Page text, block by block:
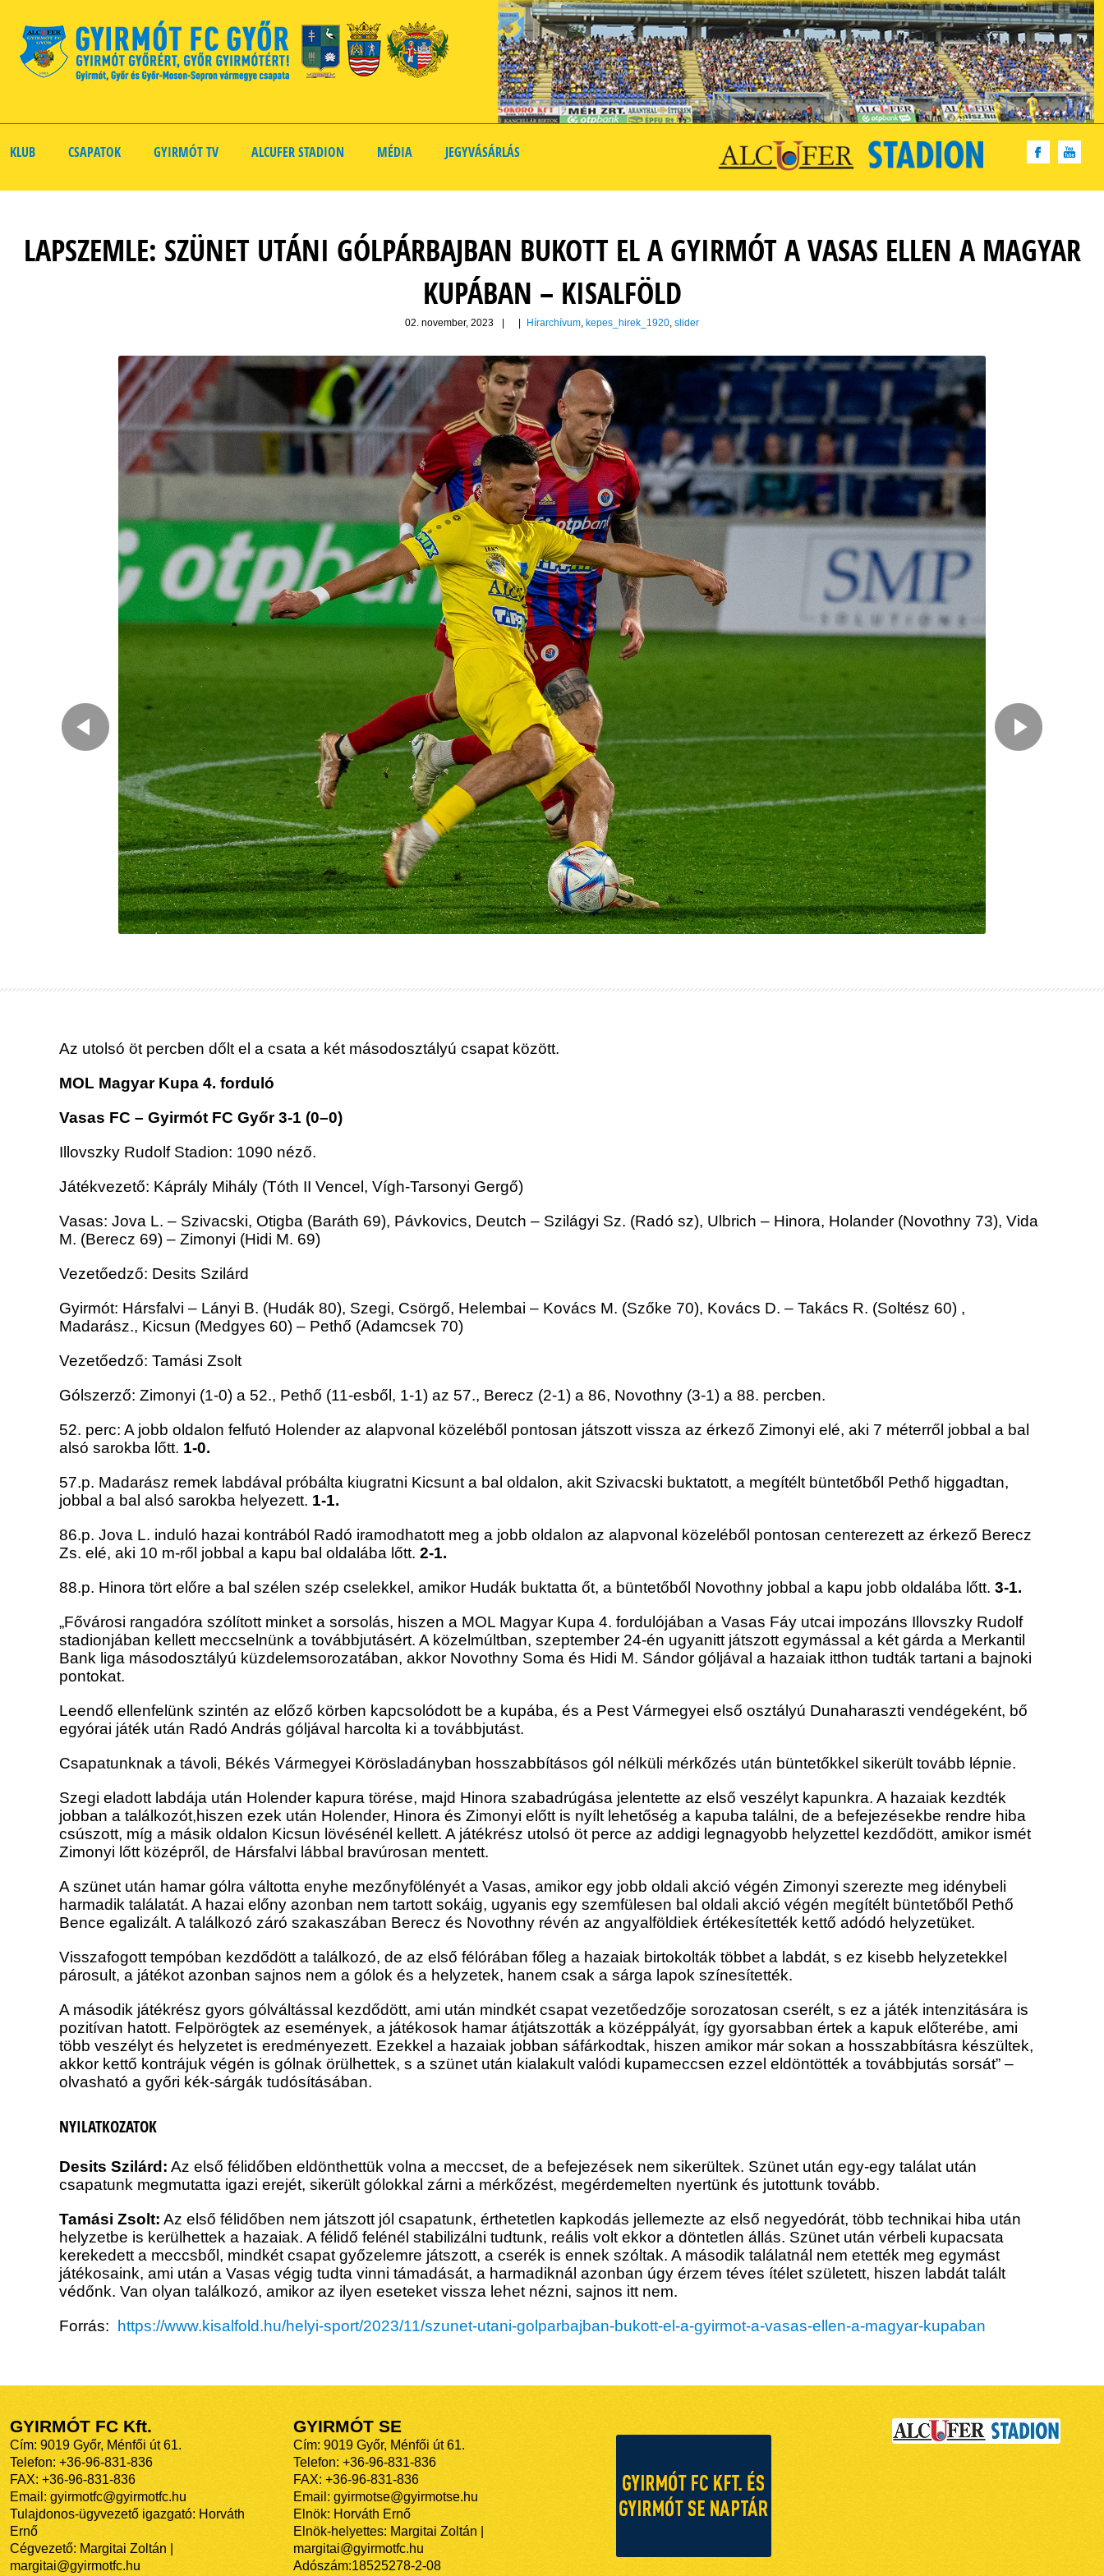
KLUB CSAPATOK GYIRMÓT TV ALCUFER STADION MÉDIA JEGYVÁSÁRLÁS
LAPSZEMLE: SZÜNET UTÁNI GÓLPÁRBAJBAN BUKOTT EL A GYIRMÓT A VASAS ELLEN A MAGYAR
KUPÁBAN – KISALFÖLD
02. november, 2023 Hírarchívum, kepes_hirek_1920, slider
Az utolsó öt percben dőlt el a csata a két másodosztályú csapat között.
MOL Magyar Kupa 4. forduló
Vasas FC – Gyirmót FC Győr 3-1 (0–0)
Illovszky Rudolf Stadion: 1090 néző.
Játékvezető: Káprály Mihály (Tóth II Vencel, Vígh-Tarsonyi Gergő)
Vasas: Jova L. – Szivacski, Otigba (Baráth 69), Pávkovics, Deutch – Szilágyi Sz. (Radó sz), Ulbrich – Hinora, Holander (Novothny 73), Vida
M. (Berecz 69) – Zimonyi (Hidi M. 69)
Vezetőedző: Desits Szilárd
Gyirmót: Hársfalvi – Lányi B. (Hudák 80), Szegi, Csörgő, Helembai – Kovács M. (Szőke 70), Kovács D. – Takács R. (Soltész 60) ,
Madarász., Kicsun (Medgyes 60) – Pethő (Adamcsek 70)
Vezetőedző: Tamási Zsolt
Gólszerző: Zimonyi (1-0) a 52., Pethő (11-esből, 1-1) az 57., Berecz (2-1) a 86, Novothny (3-1) a 88. percben.
52. perc: A jobb oldalon felfutó Holender az alapvonal közeléből pontosan játszott vissza az érkező Zimonyi elé, aki 7 méterről jobbal a bal
alsó sarokba lőtt. 1-0.
57.p. Madarász remek labdával próbálta kiugratni Kicsunt a bal oldalon, akit Szivacski buktatott, a megítélt büntetőből Pethő higgadtan,
jobbal a bal alsó sarokba helyezett. 1-1.
86.p. Jova L. induló hazai kontrából Radó iramodhatott meg a jobb oldalon az alapvonal közeléből pontosan centerezett az érkező Berecz
Zs. elé, aki 10 m-ről jobbal a kapu bal oldalába lőtt. 2-1.
88.p. Hinora tört előre a bal szélen szép cselekkel, amikor Hudák buktatta őt, a büntetőből Novothny jobbal a kapu jobb oldalába lőtt. 3-1.
„Fővárosi rangadóra szólított minket a sorsolás, hiszen a MOL Magyar Kupa 4. fordulójában a Vasas Fáy utcai impozáns Illovszky Rudolf
stadionjában kellett meccselnünk a továbbjutásért. A közelmúltban, szeptember 24-én ugyanitt játszott egymással a két gárda a Merkantil
Bank liga másodosztályú küzdelemsorozatában, akkor Novothny Soma és Hidi M. Sándor góljával a hazaiak itthon tudták tartani a bajnoki
pontokat.
Leendő ellenfelünk szintén az előző körben kapcsolódott be a kupába, és a Pest Vármegyei első osztályú Dunaharaszti vendégeként, bő
egyórai játék után Radó András góljával harcolta ki a továbbjutást.
Csapatunknak a távoli, Békés Vármegyei Körösladányban hosszabbításos gól nélküli mérkőzés után büntetőkkel sikerült tovább lépnie.
Szegi eladott labdája után Holender kapura törése, majd Hinora szabadrúgása jelentette az első veszélyt kapunkra. A hazaiak kezdték
jobban a találkozót,hiszen ezek után Holender, Hinora és Zimonyi előtt is nyílt lehetőség a kapuba találni, de a befejezésekbe rendre hiba
csúszott, míg a másik oldalon Kicsun lövésénél kellett. A játékrész utolsó öt perce az addigi legnagyobb helyzettel kezdődött, amikor ismét
Zimonyi lőtt középről, de Hársfalvi lábbal bravúrosan mentett.
A szünet után hamar gólra váltotta enyhe mezőnyfölényét a Vasas, amikor egy jobb oldali akció végén Zimonyi szerezte meg idénybeli
harmadik találatát. A hazai előny azonban nem tartott sokáig, ugyanis egy szemfülesen bal oldali akció végén megítélt büntetőből Pethő
Bence egalizált. A találkozó záró szakaszában Berecz és Novothny révén az angyalföldiek értékesítették kettő adódó helyzetüket.
Visszafogott tempóban kezdődött a találkozó, de az első félórában főleg a hazaiak birtokolták többet a labdát, s ez kisebb helyzetekkel
párosult, a játékot azonban sajnos nem a gólok és a helyzetek, hanem csak a sárga lapok színesítették.
A második játékrész gyors gólváltással kezdődött, ami után mindkét csapat vezetőedzője sorozatosan cserélt, s ez a játék intenzitására is
pozitívan hatott. Felpörögtek az események, a játékosok hamar átjátszották a középpályát, így gyorsabban értek a kapuk előterébe, ami
több veszélyt és helyzetet is eredményezett. Ezekkel a hazaiak jobban sáfárkodtak, hiszen amikor már sokan a hosszabbításra készültek,
akkor kettő kontrájuk végén is gólnak örülhettek, s a szünet után kialakult valódi kupameccsen ezzel eldöntötték a továbbjutás sorsát” –
olvasható a győri kék-sárgák tudósításában.
NYILATKOZATOK
Desits Szilárd: Az első félidőben eldönthettük volna a meccset, de a befejezések nem sikerültek. Szünet után egy-egy találat után
csapatunk megmutatta igazi erejét, sikerült gólokkal zárni a mérkőzést, megérdemelten nyertünk és jutottunk tovább.
Tamási Zsolt: Az első félidőben nem játszott jól csapatunk, érthetetlen kapkodás jellemezte az első negyedórát, több technikai hiba után
helyzetbe is kerülhettek a hazaiak. A félidő felénél stabilizálni tudtunk, reális volt ekkor a döntetlen állás. Szünet után vérbeli kupacsata
kerekedett a meccsből, mindkét csapat győzelemre játszott, a cserék is ennek szóltak. A második találatnál nem etették meg egymást
játékosaink, ami után a Vasas végig tudta vinni támadását, a harmadiknál azonban úgy érzem téves ítélet született, hiszen labdát talált
védőnk. Van olyan találkozó, amikor az ilyen eseteket vissza lehet nézni, sajnos itt nem.
Forrás:
https://www.kisalfold.hu/helyi-sport/2023/11/szunet-utani-golparbajban-bukott-el-a-gyirmot-a-vasas-ellen-a-magyar-kupaban
GYIRMÓT FC Kft.
Cím: 9019 Győr, Ménfői út 61.
Telefon: +36-96-831-836
FAX: +36-96-831-836
Email: gyirmotfc@gyirmotfc.hu
Tulajdonos-ügyvezető igazgató: Horváth
Ernő
Cégvezető: Margitai Zoltán |
margitai@gyirmotfc.hu
GYIRMÓT SE
Cím: 9019 Győr, Ménfői út 61.
Telefon: +36-96-831-836
FAX: +36-96-831-836
Email: gyirmotse@gyirmotse.hu
Elnök: Horváth Ernő
Elnök-helyettes: Margitai Zoltán |
margitai@gyirmotfc.hu
Adószám:18525278-2-08